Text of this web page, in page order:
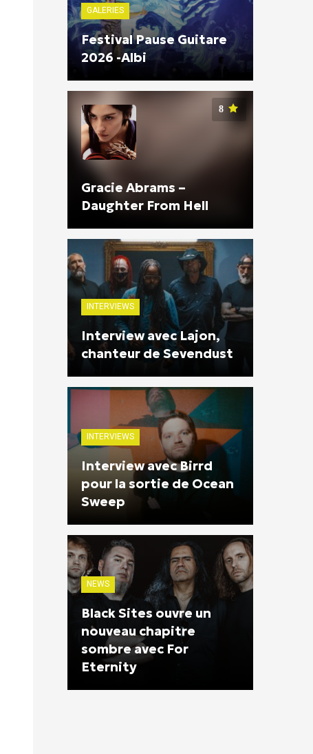
GALERIES
Festival Pause Guitare
2026 -Albi
8
Gracie Abrams –
Daughter From Hell
INTERVIEWS
Interview avec Lajon,
chanteur de Sevendust
INTERVIEWS
Interview avec Birrd
pour la sortie de Ocean
Sweep
NEWS
Black Sites ouvre un
nouveau chapitre
sombre avec For
Eternity